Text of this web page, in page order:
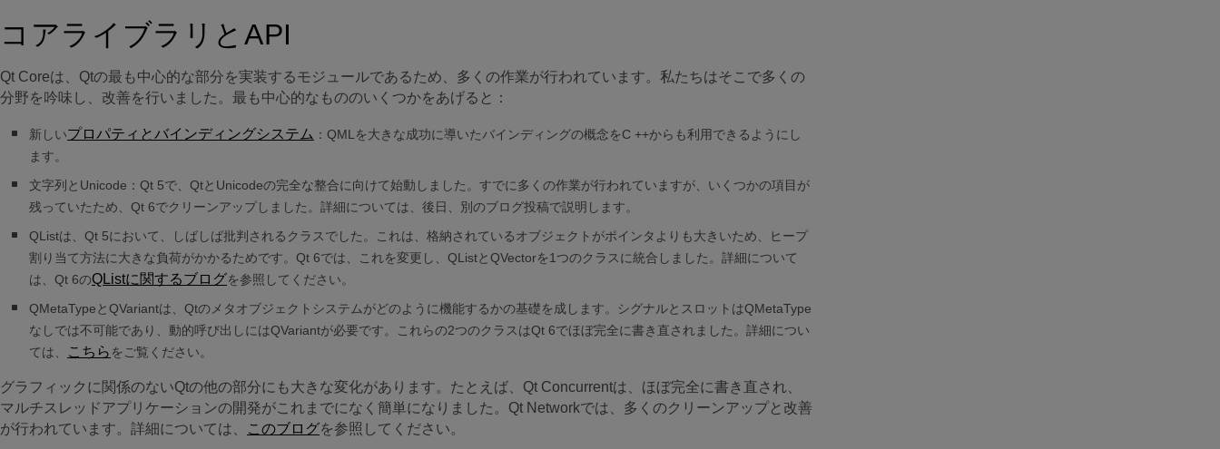
コアライブラリとAPI
Qt Coreは、Qtの最も中心的な部分を実装するモジュールであるため、多くの作業が行われています。私たちはそこで多くの
分野を吟味し、改善を行いました。最も中心的なもののいくつかをあげると：
新しいプロパティとバインディングシステム ：QMLを大きな成功に導いたバインディングの概念をC ++からも利用できるようにし
ます。
文字列とUnicode：Qt 5で、QtとUnicodeの完全な整合に向けて始動しました。すでに多くの作業が行われていますが、いくつかの項目が
残っていたため、Qt 6でクリーンアップしました。詳細については、後日、別のブログ投稿で説明します。
QListは、Qt 5において、しばしば批判されるクラスでした。これは、格納されているオブジェクトがポインタよりも大きいため、ヒープ
割り当て方法に大きな負荷がかかるためです。Qt 6では、これを変更し、QListとQVectorを1つのクラスに統合しました。詳細について
は、Qt 6のQListに関するブログを参照してください。
QMetaTypeとQVariantは、Qtのメタオブジェクトシステムがどのように機能するかの基礎を成します。シグナルとスロットはQMetaType
なしでは不可能であり、動的呼び出しにはQVariantが必要です。これらの2つのクラスはQt 6でほぼ完全に書き直されました。詳細につい
ては、
こちら をご覧ください。
グラフィックに関係のないQtの他の部分にも大きな変化があります。たとえば、Qt Concurrentは、ほぼ完全に書き直され、
マルチスレッドアプリケーションの開発がこれまでになく簡単になりました。Qt Networkでは、多くのクリーンアップと改善
が行われています。詳細については、
このブログを参照してください。